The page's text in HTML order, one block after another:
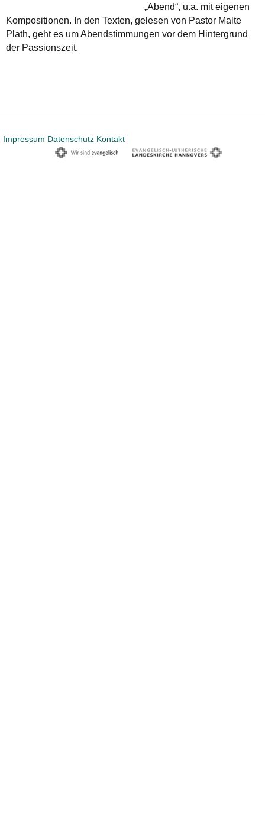
„Abend“, u.a. mit eigenen
Kompositionen. In den Texten, gelesen von Pastor Malte
Plath, geht es um Abendstimmungen vor dem Hintergrund
der Passionszeit.
Impressum Datenschutz Kontakt